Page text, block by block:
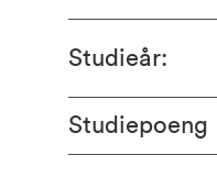
Studieår:
Studiepoeng